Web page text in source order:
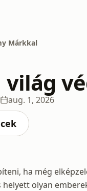
Márkkal
világ
aug. 1, 2026
ha még
olyan